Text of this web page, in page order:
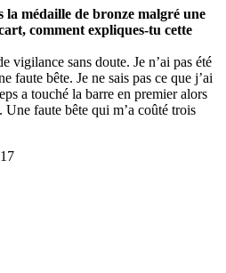
la médaille de bronze malgré une
comment expliques-tu cette
vigilance sans doute. Je n’ai pas été
faute bête. Je ne sais pas ce que j’ai
a touché la barre en premier alors
faute bête qui m’a coûté trois